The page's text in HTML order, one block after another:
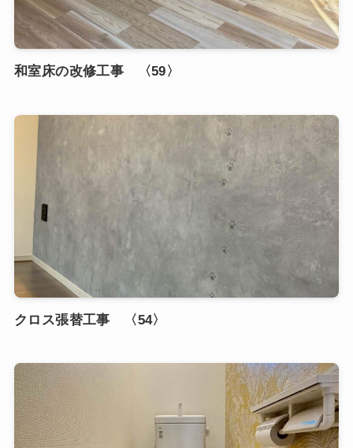
和室床の改修工事 〈59〉
クロス張替工事 〈54〉